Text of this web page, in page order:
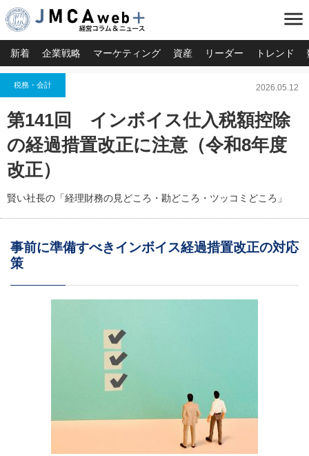
menu
新着 企業戦略 マーケティング 資産 リーダー トレンド
税務・会計 2026.05.12
第141回 インボイス仕入税額控除
の経過措置改正に注意（令和8年度
改正）
賢い社長の「経理財務の見どころ・勘どころ・ツッコミどころ」
事前に準備すべきインボイス経過措置改正の対応
策